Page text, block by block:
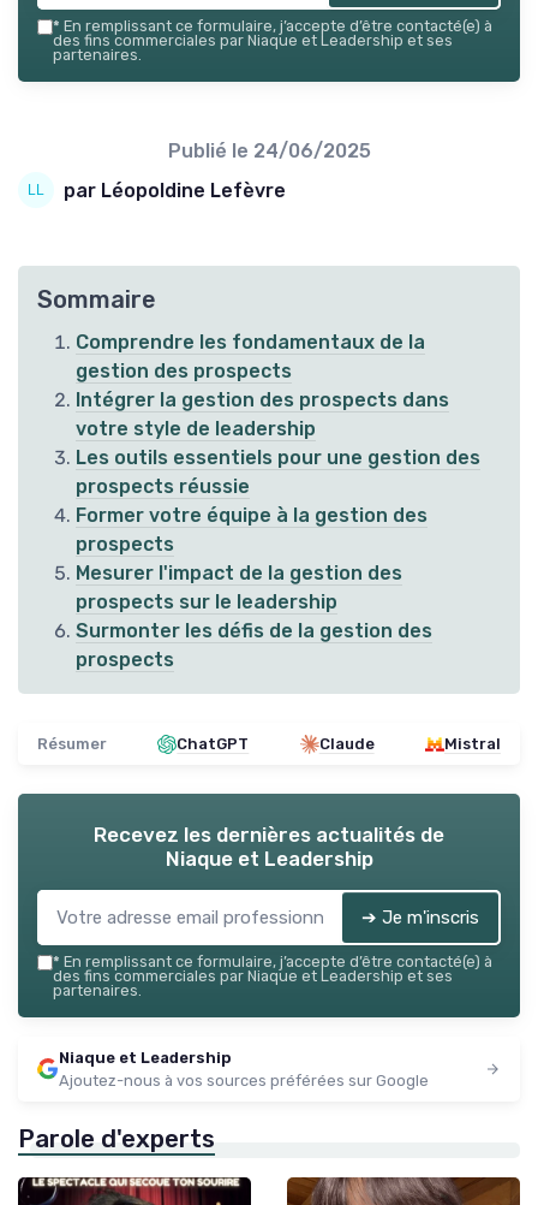
* En remplissant ce formulaire, j’accepte d’être contacté(e) à
des fins commerciales par Niaque et Leadership et ses
partenaires.
Publié le 24/06/2025
par Léopoldine Lefèvre
Sommaire
Comprendre les fondamentaux de la
gestion des prospects
Intégrer la gestion des prospects dans
votre style de leadership
Les outils essentiels pour une gestion des
prospects réussie
Former votre équipe à la gestion des
prospects
Mesurer l'impact de la gestion des
prospects sur le leadership
Surmonter les défis de la gestion des
prospects
Résumer ChatGPT Claude Mistral
Recevez les dernières actualités de
Niaque et Leadership
➔ Je m'inscris
* En remplissant ce formulaire, j’accepte d’être contacté(e) à
des fins commerciales par Niaque et Leadership et ses
partenaires.
Niaque et Leadership
Ajoutez-nous à vos sources préférées sur Google
Parole d'experts